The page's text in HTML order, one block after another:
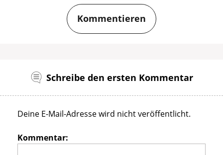
Kommentieren
Schreibe den ersten Kommentar
Deine E-Mail-Adresse wird nicht veröffentlicht.
Kommentar: